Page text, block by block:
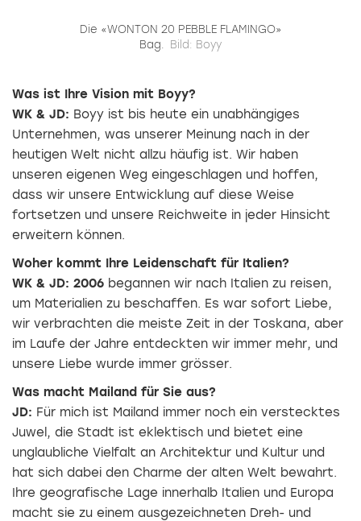
Die «WONTON 20 PEBBLE FLAMINGO»
Bag.
Bild: Boyy
Was ist Ihre Vision mit Boyy?
WK & JD: Boyy ist bis heute ein unabhängiges
Unternehmen, was unserer Meinung nach in der
heutigen Welt nicht allzu häufig ist. Wir haben
unseren eigenen Weg eingeschlagen und hoffen,
dass wir unsere Entwicklung auf diese Weise
fortsetzen und unsere Reichweite in jeder Hinsicht
erweitern können.
Woher kommt Ihre Leidenschaft für Italien?
WK & JD: 2006 begannen wir nach Italien zu reisen,
um Materialien zu beschaffen. Es war sofort Liebe,
wir verbrachten die meiste Zeit in der Toskana, aber
im Laufe der Jahre entdeckten wir immer mehr, und
unsere Liebe wurde immer grösser.
Was macht Mailand für Sie aus?
JD: Für mich ist Mailand immer noch ein verstecktes
Juwel, die Stadt ist eklektisch und bietet eine
unglaubliche Vielfalt an Architektur und Kultur und
hat sich dabei den Charme der alten Welt bewahrt.
Ihre geografische Lage innerhalb Italien und Europa
macht sie zu einem ausgezeichneten Dreh- und